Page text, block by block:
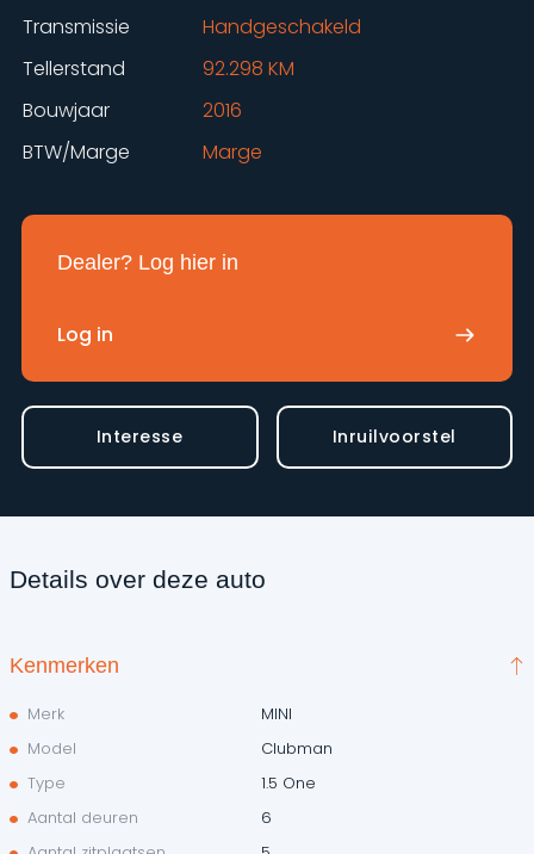
Transmissie
Handgeschakeld
Tellerstand
92.298 KM
Bouwjaar
2016
BTW/Marge
Marge
Dealer? Log hier in
Log in
Interesse Inruilvoorstel
Details over deze auto
Kenmerken
Merk
MINI
Model
Clubman
Type
1.5 One
Aantal deuren
6